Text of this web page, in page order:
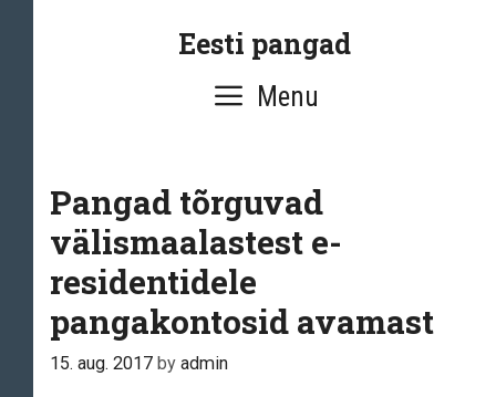
Eesti pangad
Menu
Pangad tõrguvad
välismaalastest e-
residentidele
pangakontosid avamast
15. aug. 2017 by admin